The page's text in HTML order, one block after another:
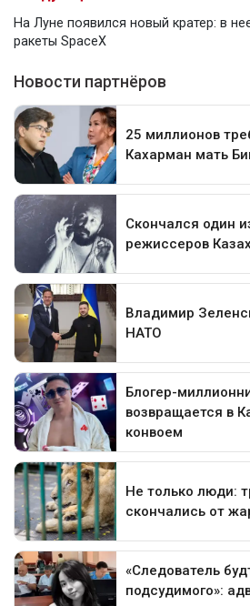
На Луне появился новый кратер: в
ракеты SpaceX